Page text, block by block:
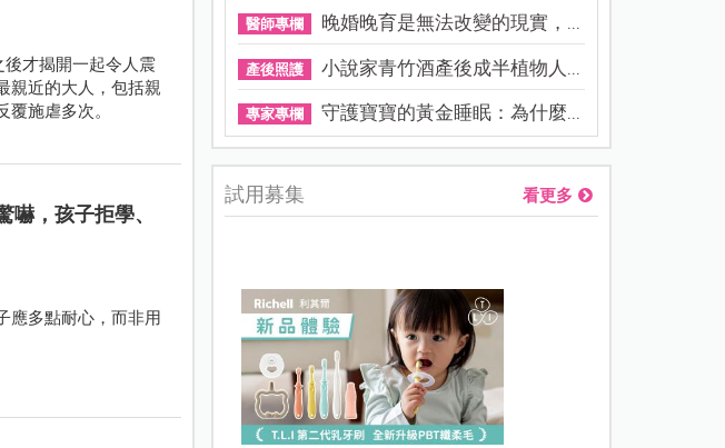
才揭開一起令人震
親近的大人，包括親
施虐多次。
，孩子拒學、
應多點耐心，而非用
醫師專欄 晚婚晚育是無法改變的現實，...
產後照護 小說家青竹酒產後成半植物人...
專家專欄 守護寶寶的黃金睡眠：為什麼...
試用募集 看更多